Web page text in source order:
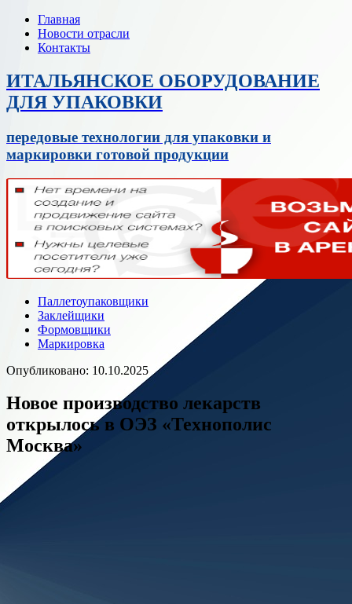
Главная
Новости отрасли
Контакты
ИТАЛЬЯНСКОЕ ОБОРУДОВАНИЕ
ДЛЯ УПАКОВКИ
передовые технологии для упаковки и
маркировки готовой продукции
Паллетоупаковщики
Заклейщики
Формовщики
Маркировка
Опубликовано: 10.10.2025
Новое производство лекарств
открылось в ОЭЗ «Технополис
Москва»